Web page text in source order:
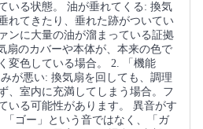
いる状態。 油が垂れてくる: 換気
れてきたり、垂れた跡がついてい
ンに大量の油が溜まっている証拠
扇のカバーや本体が、本来の色で
変色している場合。 2. 「機能
が悪い: 換気扇を回しても、調理
、室内に充満してしまう場合。フ
いる可能性があります。 異音がす
ゴー」という音ではなく、「ガ